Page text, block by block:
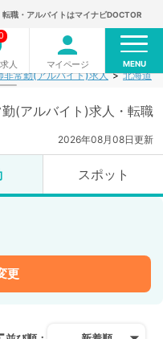
転職・アルバイトはマイナビDOCTOR
人 マイページ MENU
非常勤(アルバイト)求人 北海道
(アルバイト)求人・転職
2026年08月08日更新
スポット
更